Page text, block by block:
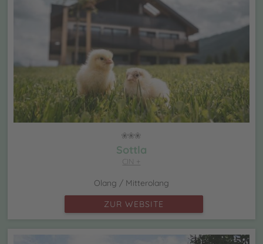
Sottla
CIN +
Olang / Mitterolang
ZUR WEBSITE